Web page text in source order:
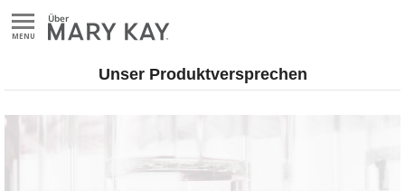
MENU
Unser Produktversprechen